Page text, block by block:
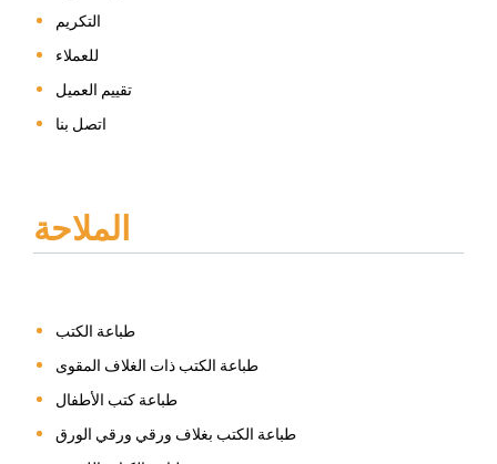
التكريم
للعملاء
تقييم العميل
اتصل بنا
الملاحة
طباعة الكتب
طباعة الكتب ذات الغلاف المقوى
طباعة كتب الأطفال
طباعة الكتب بغلاف ورقي ورقي الورق